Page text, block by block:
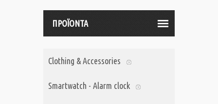
ΠΡΟΪΟΝΤΑ
Clothing & Accessories
Smartwatch - Alarm clock